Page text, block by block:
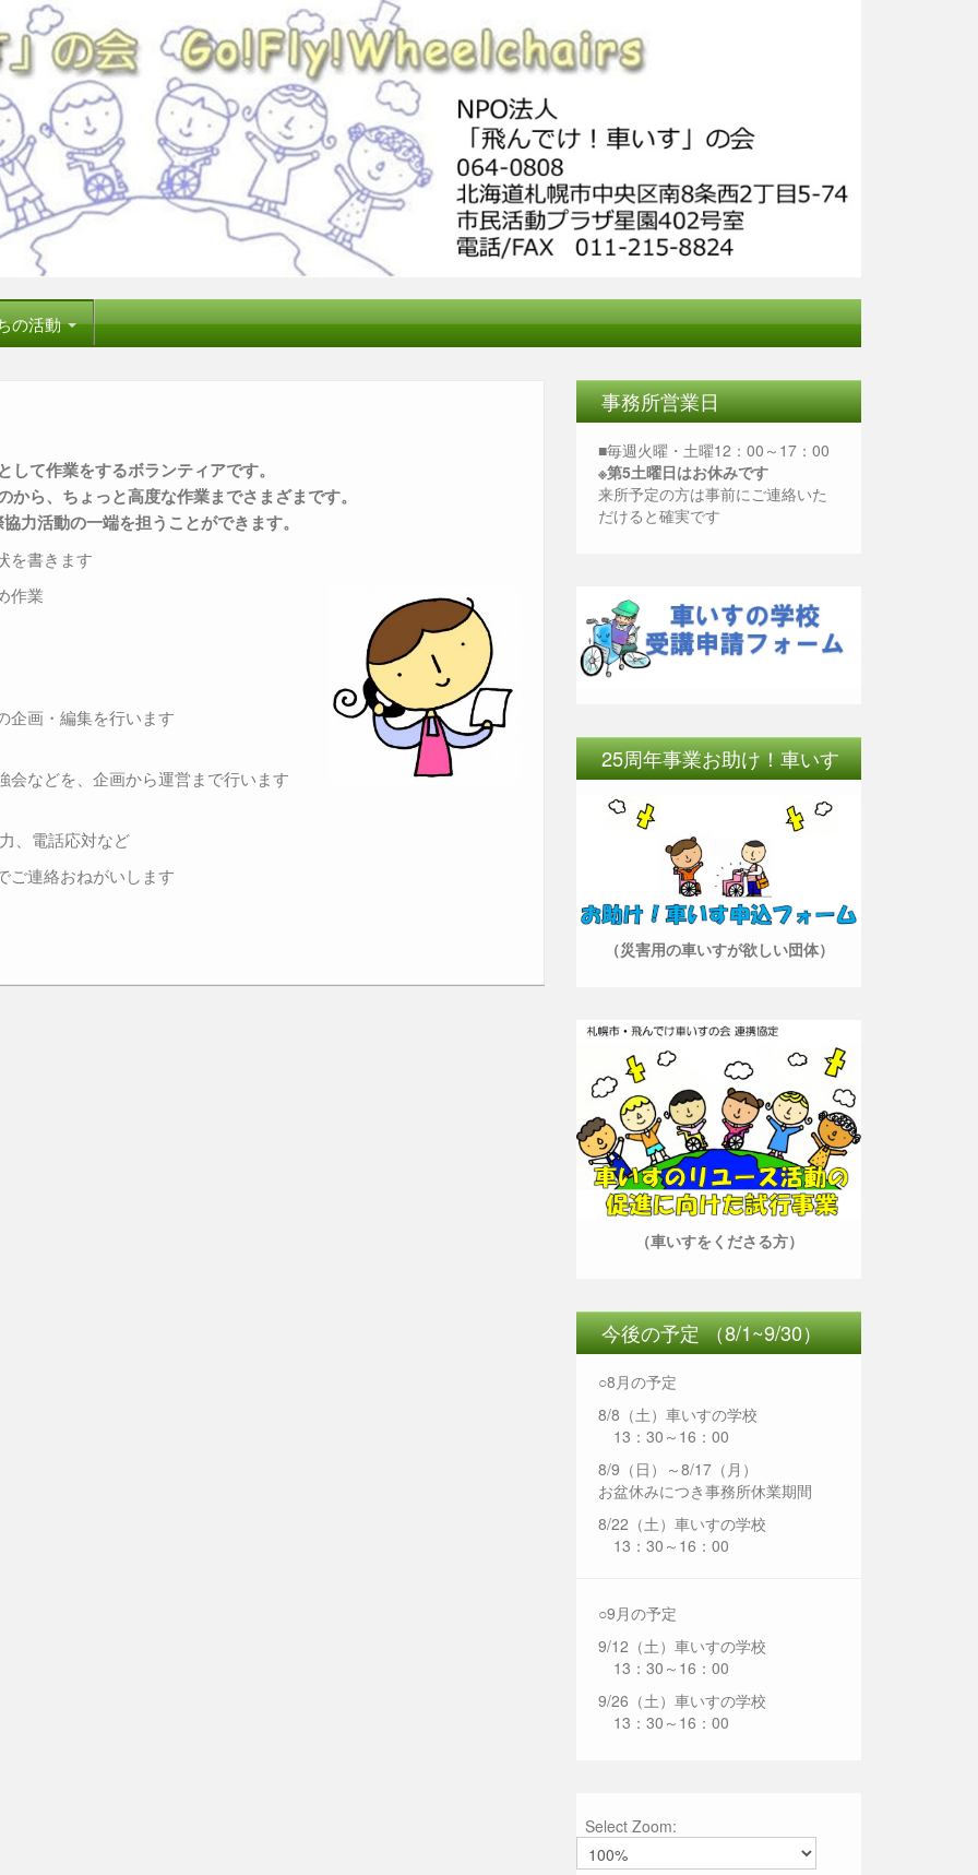
の活動
して作業をするボランティアです。
から、ちょっと高度な作業までさまざまです。
力活動の一端を担うことができます。
を書きます
作業
企画・編集を行います
などを、企画から運営まで行います
、電話応対など
ご連絡おねがいします
事務所営業日
■毎週火曜・土曜12：00～17：00
※第5土曜日はお休みです
来所予定の方は事前にご連絡いた
だけると確実です
25周年事業お助け！車いす
（災害用の車いすが欲しい団体）
（車いすをくださる方）
今後の予定 （8/1~9/30）
○8月の予定
8/8（土）車いすの学校
13：30～16：00
8/9（日）～8/17（月）
お盆休みにつき事務所休業期間
8/22（土）車いすの学校
13：30～16：00
○9月の予定
9/12（土）車いすの学校
13：30～16：00
9/26（土）車いすの学校
13：30～16：00
Select Zoom: